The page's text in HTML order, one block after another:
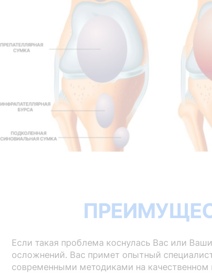
Если такая проблема коснулась Вас или
осложнений. Вас примет опытный
современными методиками на качественном